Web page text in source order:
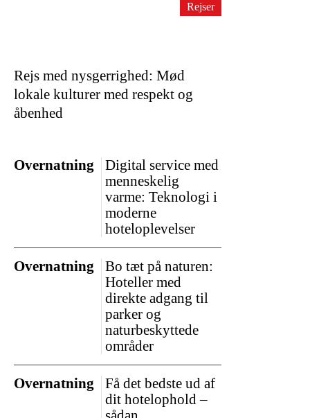
Rejs med nysgerrighed: Mød
lokale kulturer med respekt og
åbenhed
Rejser
Digital service med
menneskelig
varme: Teknologi i
moderne
hoteloplevelser
Overnatning
Bo tæt på naturen:
Hoteller med
direkte adgang til
parker og
naturbeskyttede
områder
Overnatning
Få det bedste ud af
dit hotelophold –
Overnatning